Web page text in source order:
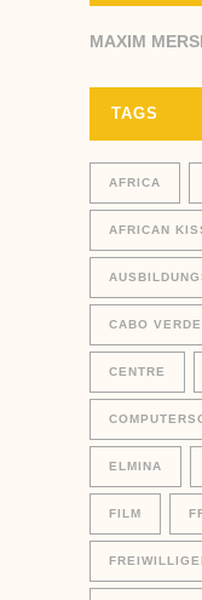
MAXIM
TAGS
AFRICA
AFRICAN
CABO VERDE
CENTRE
ELMINA
FILM